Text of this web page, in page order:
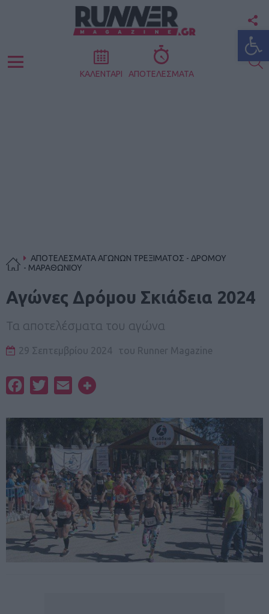
Menu ΚΑΛΕΝΤΑΡΙ ΑΠΟΤΕΛΕΣΜΑΤΑ
ΑΠΟΤΕΛΕΣΜΑΤΑ ΑΓΩΝΩΝ ΤΡΕΞΙΜΑΤΟΣ - ΔΡΟΜΟΥ
- ΜΑΡΑΘΩΝΙΟΥ
Αγώνες Δρόμου Σκιάδεια 2024
Τα αποτελέσματα του αγώνα
29 Σεπτεμβρίου 2024 του Runner Magazine
FacebookTwitterEmail